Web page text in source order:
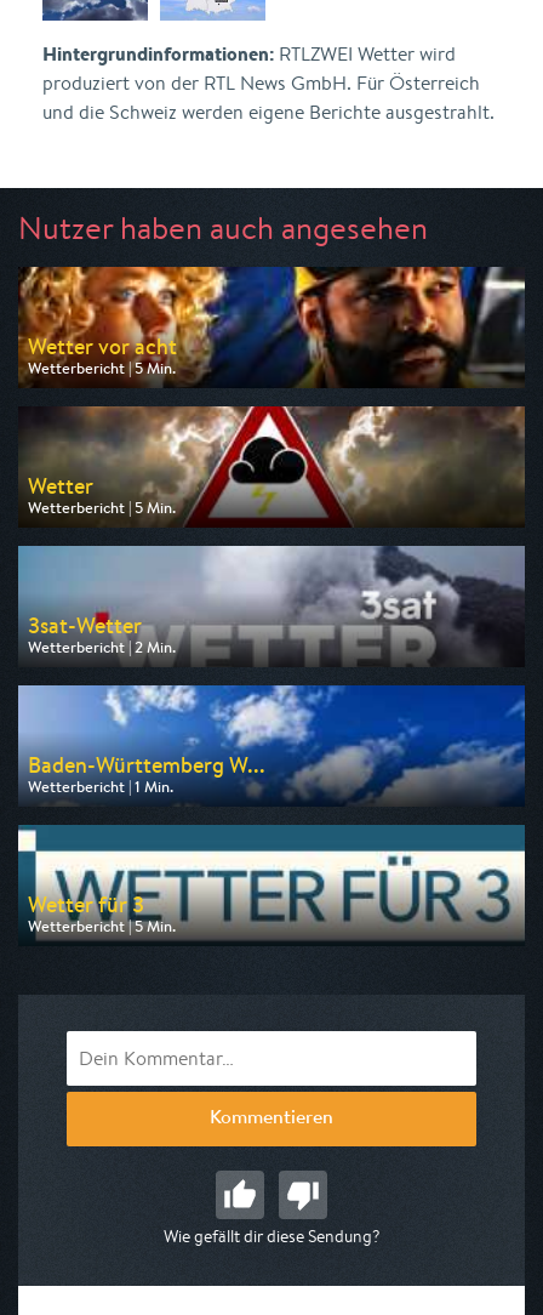
Hintergrundinformationen: RTLZWEI Wetter wird
produziert von der RTL News GmbH. Für Österreich
und die Schweiz werden eigene Berichte ausgestrahlt.
Nutzer haben auch angesehen
Wetter vor acht
Wetterbericht | 5 Min.
Ausgestrahlt von ARD
am 07.08.2026, 19:50
Wetter
Wetterbericht | 5 Min.
Ausgestrahlt von ZDF
am 07.08.2026, 19:20
3sat-Wetter
Wetterbericht | 2 Min.
Ausgestrahlt von 3sat
am 08.08.2026, 19:18
Baden-Württemberg W...
Wetterbericht | 1 Min.
Ausgestrahlt von SWR
am 07.08.2026, 16:04
Wetter für 3
Wetterbericht | 5 Min.
Ausgestrahlt von MDR
Kommentieren
Wie gefällt dir diese Sendung?